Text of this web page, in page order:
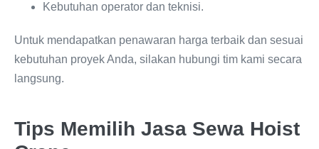
Kebutuhan operator dan teknisi.
Untuk mendapatkan penawaran harga terbaik dan sesuai
kebutuhan proyek Anda, silakan hubungi tim kami secara
langsung.
Tips Memilih Jasa Sewa Hoist